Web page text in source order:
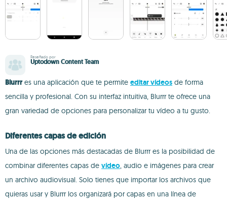
Reseñado por
Uptodown Content Team
Blurrres una aplicación que te permite editar vídeos de forma
sencilla y profesional. Con su interfaz intuitiva, Blurrr te ofrece una
gran variedad de opciones para personalizar tu vídeo a tu gusto.
Diferentes capas de edición
Una de las opciones más destacadas de Blurrr es la posibilidad de
combinar diferentes capas de vídeo, audio e imágenes para crear
un archivo audiovisual. Solo tienes que importar los archivos que
quieras usar y Blurrr los organizará por capas en una línea de